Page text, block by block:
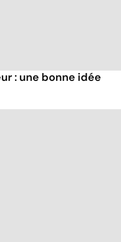
: une bonne idée